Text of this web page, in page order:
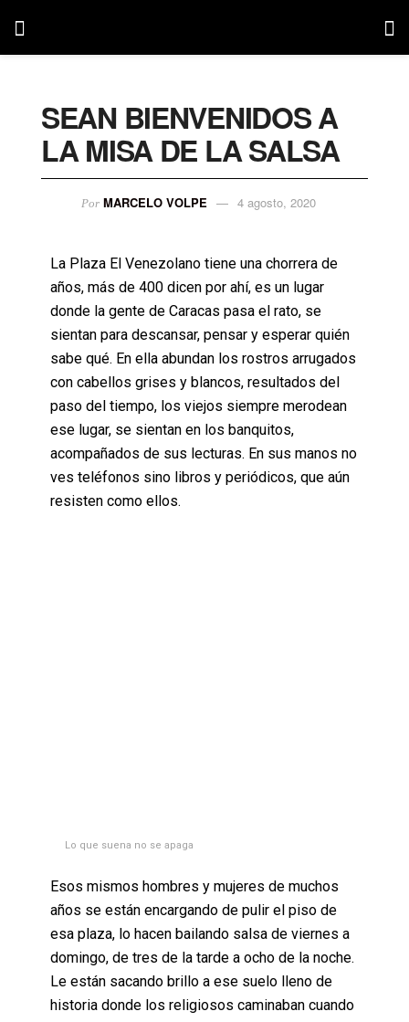
SEAN BIENVENIDOS A
LA MISA DE LA SALSA
Por MARCELO VOLPE 4 agosto, 2020
La Plaza El Venezolano tiene una chorrera de
años, más de 400 dicen por ahí, es un lugar
donde la gente de Caracas pasa el rato, se
sientan para descansar, pensar y esperar quién
sabe qué. En ella abundan los rostros arrugados
con cabellos grises y blancos, resultados del
paso del tiempo, los viejos siempre merodean
ese lugar, se sientan en los banquitos,
acompañados de sus lecturas. En sus manos no
ves teléfonos sino libros y periódicos, que aún
resisten como ellos.
Lo que suena no se apaga
Esos mismos hombres y mujeres de muchos
años se están encargando de pulir el piso de
esa plaza, lo hacen bailando salsa de viernes a
domingo, de tres de la tarde a ocho de la noche.
Le están sacando brillo a ese suelo lleno de
historia donde los religiosos caminaban cuando